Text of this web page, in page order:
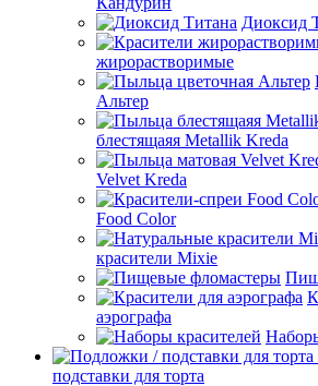
Диоксид
жирорастворимые
Альтер
блестящаяя Metallik Kreda
Velvet Kreda
Food Color
красители Mixie
аэрографа
подставки для торта